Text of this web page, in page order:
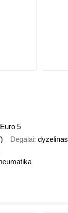
Euro 5
Degalai dyzelinas